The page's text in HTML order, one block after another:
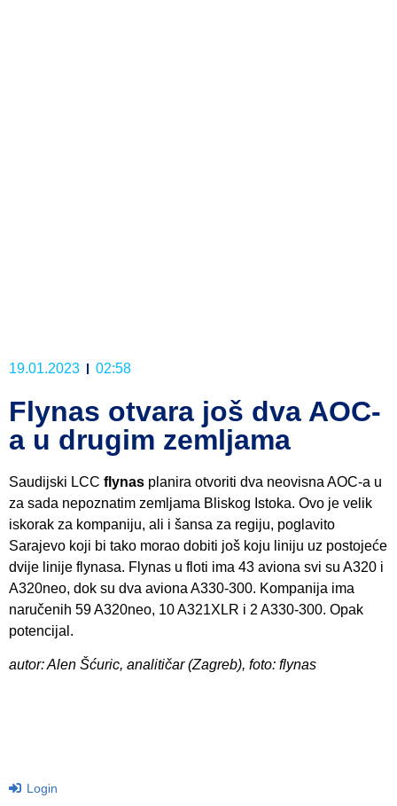
19.01.2023 02:58
Flynas otvara još dva AOC-
a u drugim zemljama
Saudijski LCC flynas planira otvoriti dva neovisna AOC-a u
za sada nepoznatim zemljama Bliskog Istoka. Ovo je velik
iskorak za kompaniju, ali i šansa za regiju, poglavito
Sarajevo koji bi tako morao dobiti još koju liniju uz postojeće
dvije linije flynasa. Flynas u floti ima 43 aviona svi su A320 i
A320neo, dok su dva aviona A330-300. Kompanija ima
naručenih 59 A320neo, 10 A321XLR i 2 A330-300. Opak
potencijal.
autor: Alen Šćuric, analitičar (Zagreb), foto: flynas
Login